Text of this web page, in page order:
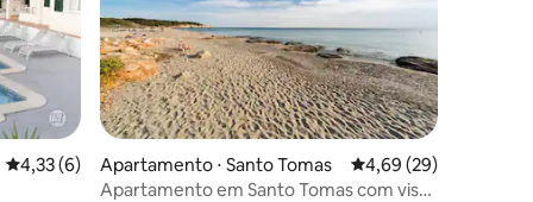
4,33 de uma avaliação média de 5, 6 avaliações
4,33 (6)
Apartamento ⋅ Santo Tomas 4,69 de uma
4,69 (29)
Apartamento em Santo Tomas com vista